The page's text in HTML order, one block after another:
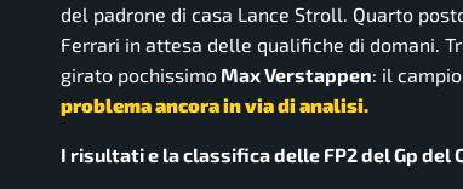
del padrone di casa Lance Stroll. Quarto
Ferrari in attesa delle qualifiche di domani.
girato pochissimo Max Verstappen: il
problema ancora in via di analisi.
I risultati e la classifica delle FP2 del Gp del